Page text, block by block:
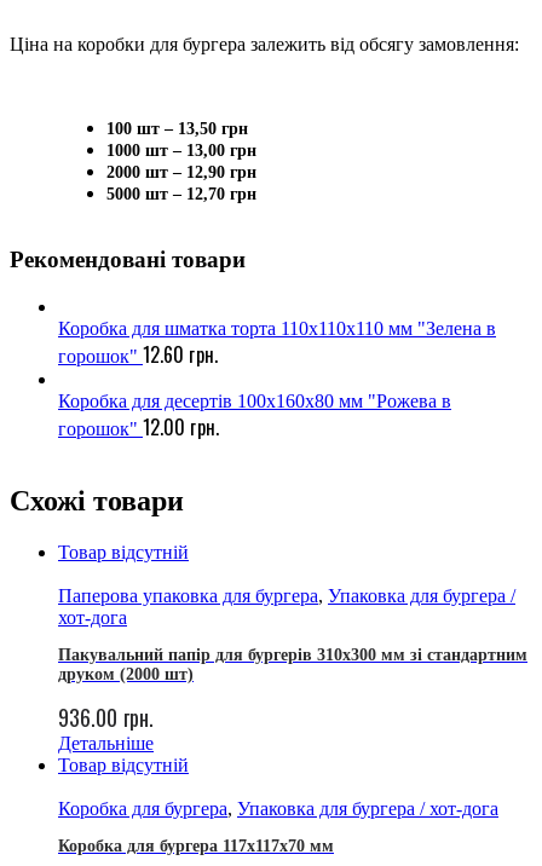
Ціна на коробки для бургера залежить від обсягу замовлення:
100 шт – 13,50 грн
1000 шт – 13,00 грн
2000 шт – 12,90 грн
5000 шт – 12,70 грн
Рекомендовані товари
Коробка для шматка торта 110х110х110 мм "Зелена в
горошок" 12.60 грн.
Коробка для десертів 100х160х80 мм "Рожева в
горошок" 12.00 грн.
Схожі товари
Товар відсутній
Паперова упаковка для бургера, Упаковка для бургера /
хот-дога
Пакувальний папір для бургерів 310х300 мм зі стандартним
друком (2000 шт)
936.00 грн.
Детальніше
Товар відсутній
Коробка для бургера, Упаковка для бургера / хот-дога
Коробка для бургера 117х117х70 мм